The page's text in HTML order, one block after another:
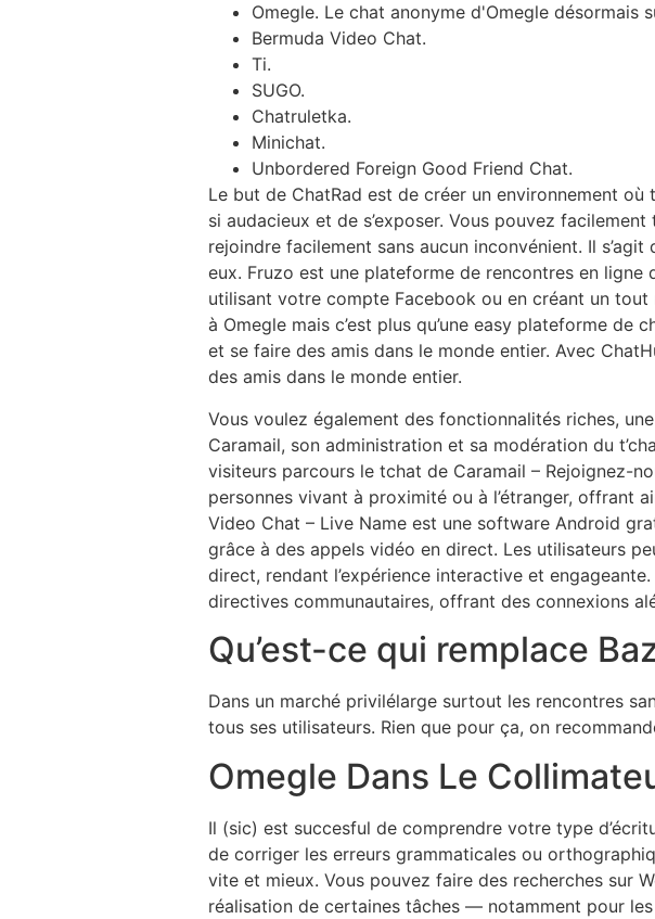
Omegle. Le chat anonyme d'Omegle désormais
Bermuda Video Chat.
Ti.
SUGO.
Chatruletka.
Minichat.
Unbordered Foreign Good Friend Chat.
Le but de ChatRad est de créer un environnement
si audacieux et de s’exposer. Vous pouvez
rejoindre facilement sans aucun inconvénient. Il
eux. Fruzo est une plateforme de rencontres en
utilisant votre compte Facebook ou en créant un tout
à Omegle mais c’est plus qu’une easy plateforme de
et se faire des amis dans le monde entier. Avec
des amis dans le monde entier.
Vous voulez également des fonctionnalités riches,
Caramail, son administration et sa modération du
visiteurs parcours le tchat de Caramail – Rejoignez-
personnes vivant à proximité ou à l’étranger, offrant
Video Chat – Live Name est une software Android
grâce à des appels vidéo en direct. Les utilisateurs
direct, rendant l’expérience interactive et
directives communautaires, offrant des connexions
Qu’est-ce qui remplace
Dans un marché privilélarge surtout les rencontres
tous ses utilisateurs. Rien que pour ça, on
Omegle Dans Le
Il (sic) est succesful de comprendre votre type
de corriger les erreurs grammaticales ou
vite et mieux. Vous pouvez faire des recherches sur
réalisation de certaines tâches — notamment pour